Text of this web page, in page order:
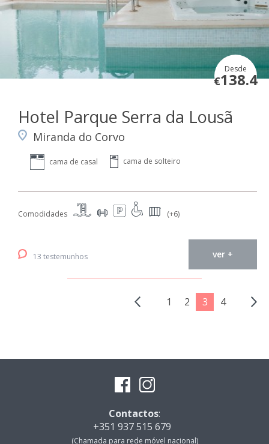
Desde
€138.4
Hotel Parque Serra da Lousã
Miranda do Corvo
cama de casal cama de solteiro
Comodidades (+6)
13 testemunhos ver +
1 2 3 4
Contactos:
+351 937 515 679
(Chamada para rede móvel nacional)